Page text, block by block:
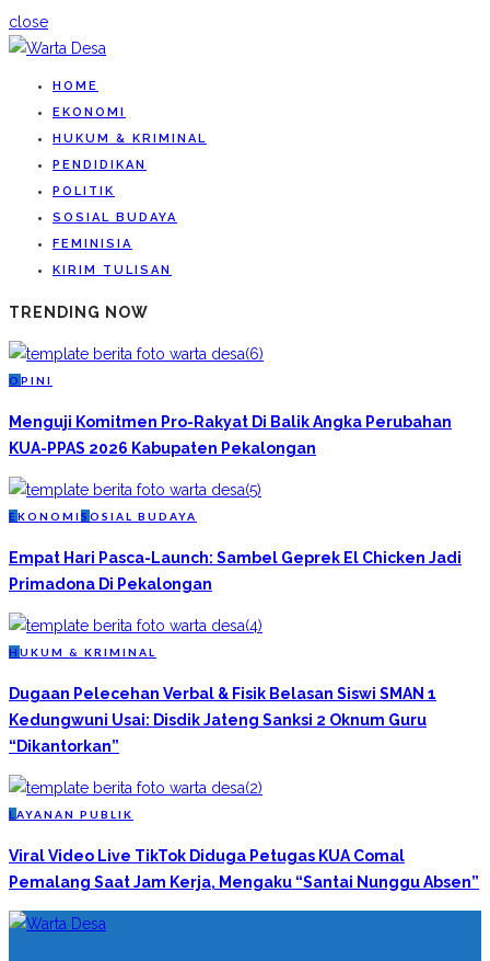
close
HOME
EKONOMI
HUKUM & KRIMINAL
PENDIDIKAN
POLITIK
SOSIAL BUDAYA
FEMINISIA
KIRIM TULISAN
TRENDING NOW
O PINI
Menguji Komitmen Pro-Rakyat Di Balik Angka Perubahan
KUA-PPAS 2026 Kabupaten Pekalongan
EKONOMI S OSIAL BUDAYA
Empat Hari Pasca-Launch: Sambel Geprek El Chicken Jadi
Primadona Di Pekalongan
H UKUM & KRIMINAL
Dugaan Pelecehan Verbal & Fisik Belasan Siswi SMAN 1
Kedungwuni Usai: Disdik Jateng Sanksi 2 Oknum Guru
“Dikantorkan”
L AYANAN PUBLIK
Viral Video Live TikTok Diduga Petugas KUA Comal
Pemalang Saat Jam Kerja, Mengaku “Santai Nunggu Absen”